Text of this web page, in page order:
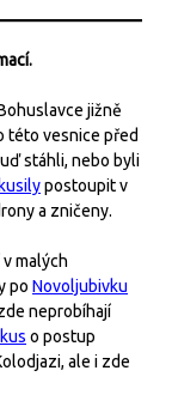
jižně
této vesnice před
stáhli, nebo byli
postoupit v
a zničeny.
malých
po Novoljubivku
neprobíhají
o postup
ale i zde